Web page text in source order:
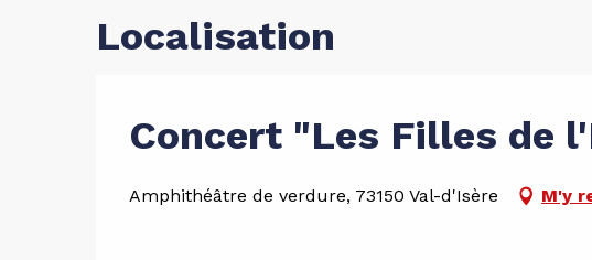
Localisation
Concert "Les Filles de
Amphithéâtre de verdure, 73150 Val-d'Isère M'y